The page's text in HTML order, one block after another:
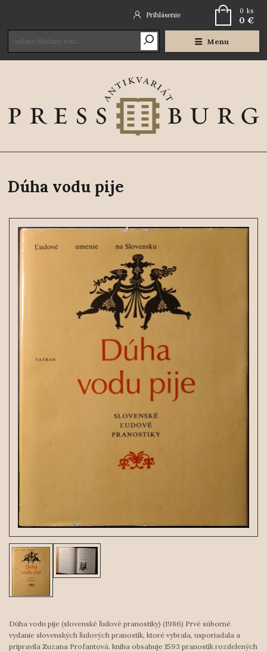
Menu
Prihlásenie 0 ks
0 €
Dúha vodu pije
Dúha vodu pije (slovenské ľudové pranostiky) (1986) Prvé súborné
vydanie slovenských ľudových pranostík, ktoré vybrala, usporiadala a
pripravila Zuzana Profantová. kniha obsahuje 1593 pranostík rozdelených